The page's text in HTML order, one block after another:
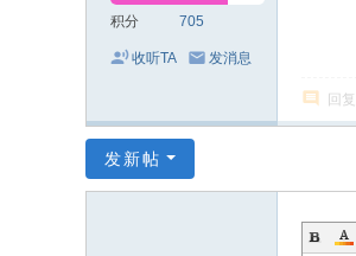
积分 705
收听TA 发消息
回复
发新帖